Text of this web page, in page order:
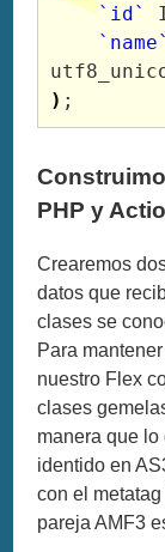
`id`
`name`
) ;
PHP y
Crearemos
datos que
clases se
Para
nuestro Flex
clases
manera que
identido en
con el
pareja AMF3